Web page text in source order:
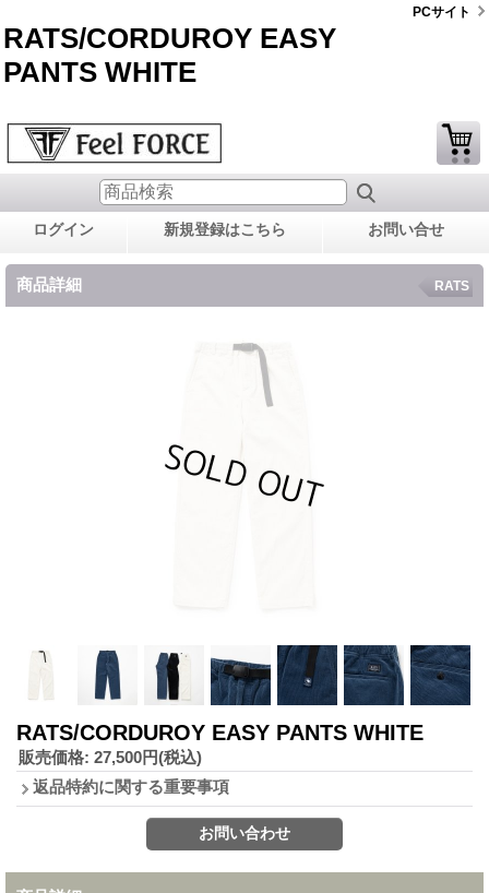
RATS/CORDUROY EASY
PANTS WHITE
PCサイト
ログイン 新規登録はこちら お問い合せ
商品詳細 RATS
RATS/CORDUROY EASY PANTS WHITE
販売価格: 27,500円(税込)
返品特約に関する重要事項